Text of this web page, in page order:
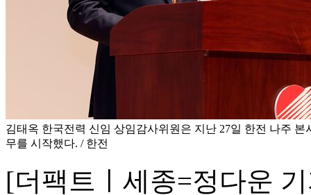
김태옥 한국전력 신임 상임감사위원은 지난 27일 한전 나주
무를 시작했다. / 한전
[더팩트ㅣ세종=정다운